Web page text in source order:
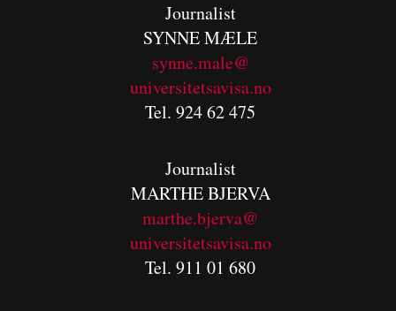
Journalist
SYNNE MÆLE
synne.male@
universitetsavisa.no
Tel. 924 62 475
Journalist
MARTHE BJERVA
marthe.bjerva@
universitetsavisa.no
Tel. 911 01 680